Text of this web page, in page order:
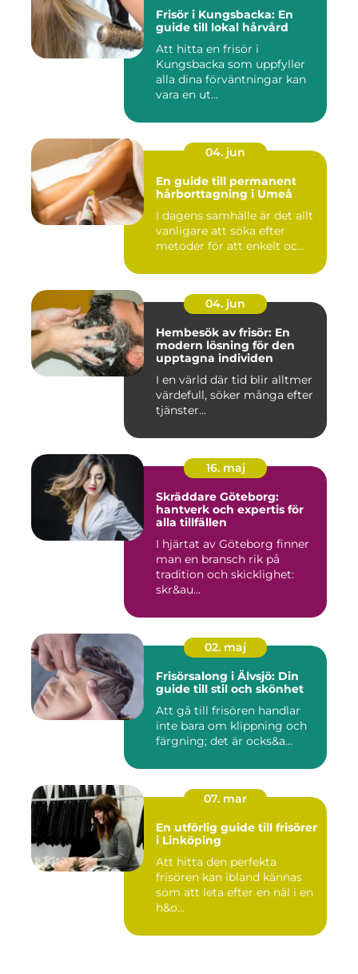
Frisör i Kungsbacka: En
guide till lokal hårvård
Att hitta en frisör i
Kungsbacka som uppfyller
alla dina förväntningar kan
vara en ut...
04. jun
En guide till permanent
hårborttagning i Umeå
I dagens samhälle är det allt
vanligare att söka efter
metoder för att enkelt oc...
04. jun
Hembesök av frisör: En
modern lösning för den
upptagna individen
I en värld där tid blir alltmer
värdefull, söker många efter
tjänster...
16. maj
Skräddare Göteborg:
hantverk och expertis för
alla tillfällen
I hjärtat av Göteborg finner
man en bransch rik på
tradition och skicklighet:
skr&au...
02. maj
Frisörsalong i Älvsjö: Din
guide till stil och skönhet
Att gå till frisören handlar
inte bara om klippning och
färgning; det är ocks&a...
07. mar
En utförlig guide till frisörer
i Linköping
Att hitta den perfekta
frisören kan ibland kännas
som att leta efter en nål i en
h&o...